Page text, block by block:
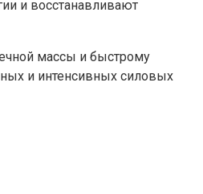
и восстанавливают
массы и быстрому
и интенсивных силовых